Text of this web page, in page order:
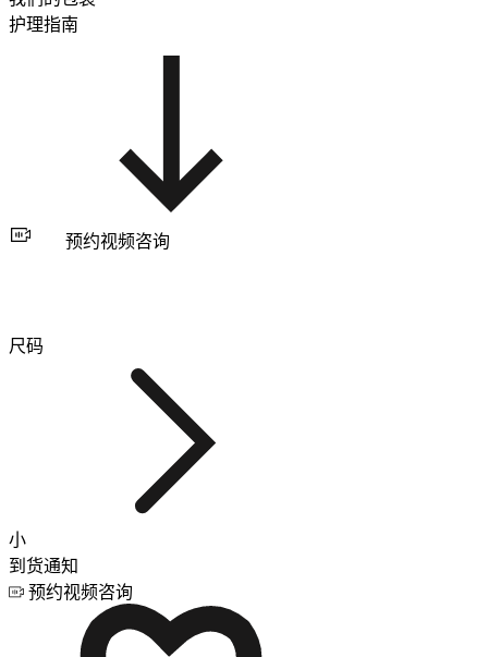
护理指南
预约视频咨询
尺码
小
到货通知
预约视频咨询